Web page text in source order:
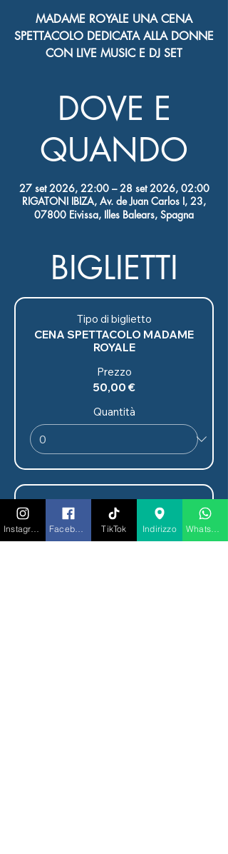
MADAME ROYALE UNA CENA
SPETTACOLO DEDICATA ALLA DONNE
CON LIVE MUSIC E DJ SET
DOVE E
QUANDO
27 set 2026, 22:00 – 28 set 2026, 02:00
RIGATONI IBIZA, Av. de Juan Carlos I, 23,
07800 Eivissa, Illes Balears, Spagna
BIGLIETTI
Tipo di biglietto
CENA SPETTACOLO MADAME
ROYALE
Prezzo
50,00 €
Quantità
Tipo di biglietto
CENA
SPETTACOLO+BELLAVISTA
TikTok Indirizzo